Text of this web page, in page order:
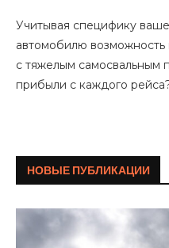
Учитывая специфику
автомобилю
с тяжелым самосвальным
прибыли с каждого
НОВЫЕ ПУБЛИКАЦИИ